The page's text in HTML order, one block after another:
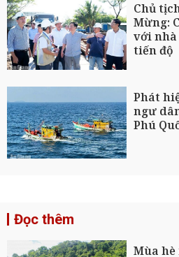
Chủ
Mừng:
với
tiến độ
Phát
ngư
Phú
Đọc thêm
Mùa